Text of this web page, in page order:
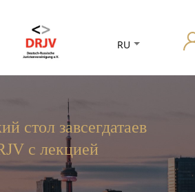
RU
стол завсегдатаев
с лекцией